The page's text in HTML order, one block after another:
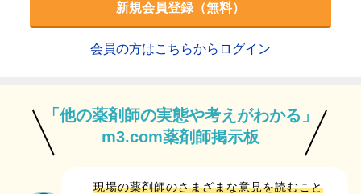
新規会員登録（無料）
会員の方はこちらからログイン
「他の薬剤師の実態や考えがわかる」
m3.com薬剤師掲示板
現場の薬剤師のさまざまな意見を読むこと